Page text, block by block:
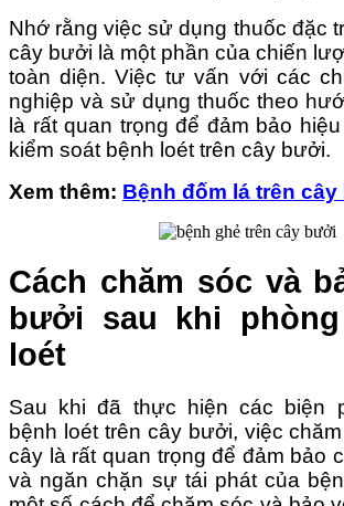
Nhớ rằng việc sử dụng thuốc đặc
cây bưởi là một phần của chiến
toàn diện. Việc tư vấn với các
nghiệp và sử dụng thuốc theo
là rất quan trọng để đảm bảo
kiểm soát bệnh loét trên cây bưởi.
Xem thêm: Bệnh đốm lá trên
Cách chăm sóc và
bưởi sau khi
loét
Sau khi đã thực hiện các biện
bệnh loét trên cây bưởi, việc
cây là rất quan trọng để đảm bảo
và ngăn chặn sự tái phát của